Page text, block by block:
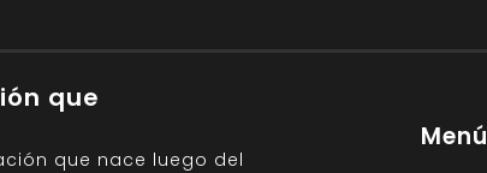
que
que nace luego del
Menú